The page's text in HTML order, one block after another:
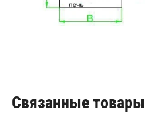
Связанные товары